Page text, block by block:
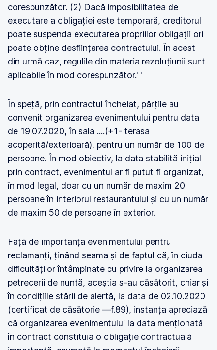
corespunzător. (2) Dacă imposibilitatea de
executare a obligației este temporară, creditorul
poate suspenda executarea propriilor obligații ori
poate obține desființarea contractului. În acest
din urmă caz, regulile din materia rezoluțiunii sunt
aplicabile în mod corespunzător.' '
În speță, prin contractul încheiat, părțile au
convenit organizarea evenimentului pentru data
de 19.07.2020, în sala ....(+1- terasa
acoperită/exterioară), pentru un număr de 100 de
persoane. În mod obiectiv, la data stabilită inițial
prin contract, evenimentul ar fi putut fi organizat,
în mod legal, doar cu un număr de maxim 20
persoane în interiorul restaurantului și cu un număr
de maxim 50 de persoane în exterior.
Față de importanța evenimentului pentru
reclamanți, ținând seama și de faptul că, în ciuda
dificultăților întâmpinate cu privire la organizarea
petrecerii de nuntă, aceștia s-au căsătorit, chiar și
în condițiile stării de alertă, la data de 02.10.2020
(certificat de căsătorie —f.89), instanța apreciază
că organizarea evenimentului la data menționată
în contract constituia o obligație contractuală